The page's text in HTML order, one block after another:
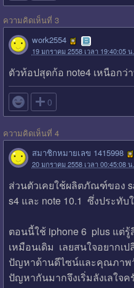
ความคิดเห็นที่ 3
work2554
19 มกราคม 2558 เวลา 19:40:05 น.
ตัวท้อปสุดก้อ note4 เหนือกว่
 0
ความคิดเห็นที่ 4
สมาชิกหมายเลข 1415998
20 มกราคม 2558 เวลา 00:45:08 น.
ส่วนตัวเคยใช้ผลิตภัณฑ์ของ
s4 และ note 10.1 ซึ่งประทับ
ตอนนี้ใช้ iphone 6 plus แต่รู้
เหมือนเดิม เลยสนใจอยากเ
ปัญหาด้านดีไซน์และคุณภาพ
ปัญหากันมากจึงเริ่มลังเลใจค